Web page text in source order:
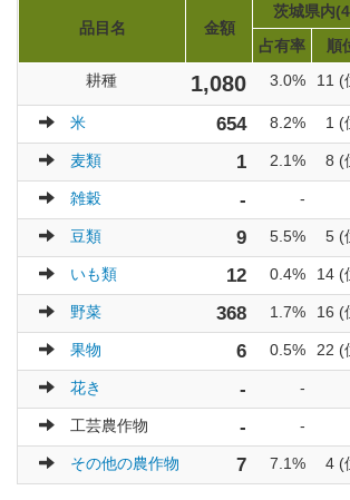
品目名 金額
茨城県内
占有率
順
耕種
1,080 3.0% 11 (
米 654 8.2% 1 (
麦類 1 2.1% 8 (
雑穀 - -
豆類 9 5.5% 5 (
いも類 12 0.4% 14 (
野菜 368 1.7% 16 (
果物 6 0.5% 22 (
花き - -
工芸農作物 - -
その他の農作物 7 7.1% 4 (